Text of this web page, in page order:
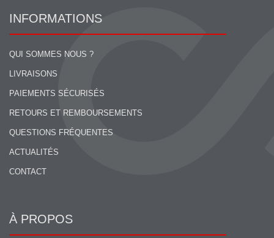
INFORMATIONS
QUI SOMMES NOUS ?
LIVRAISONS
PAIEMENTS SÉCURISÉS
RETOURS ET REMBOURSEMENTS
QUESTIONS FRÉQUENTES
ACTUALITÉS
CONTACT
À PROPOS